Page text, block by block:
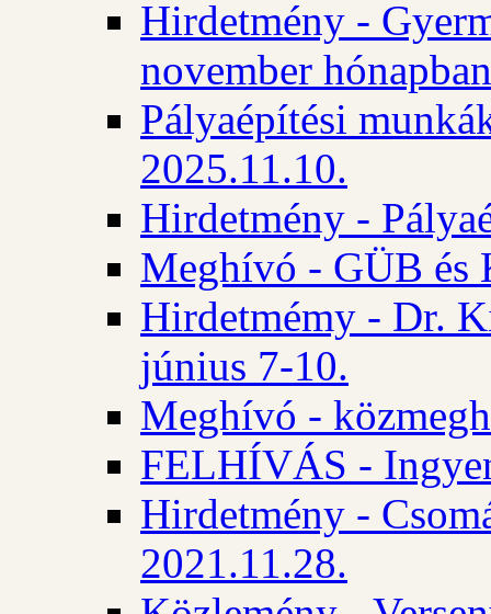
Hirdetmény -
november hónapban
Pályaépítési
2025.11.10.
Hirdetmény -
Meghívó - GÜB és
Hirdetmémy - Dr.
június 7-10.
Meghívó -
FELHÍVÁS -
Hirdetmény -
2021.11.28.